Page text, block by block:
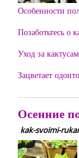
Особенности
Позаботьтесь о
Уход за
Зацветает
Осенние
kak-svoimi-